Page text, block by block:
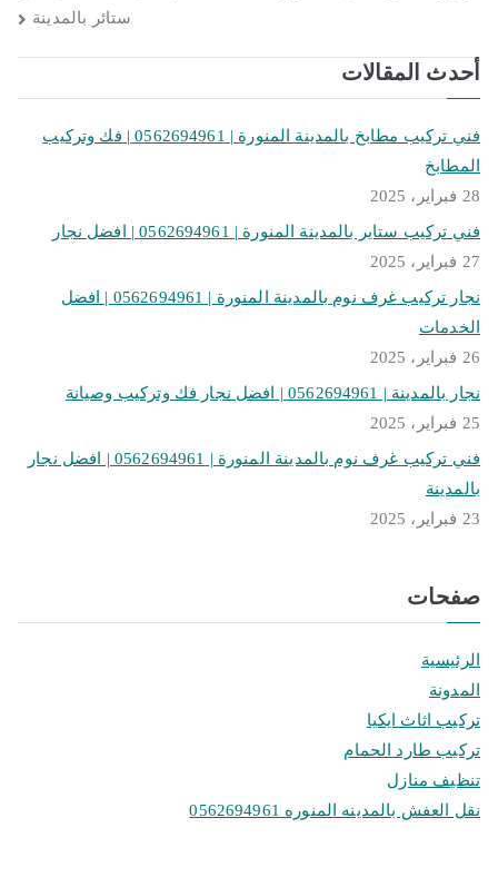
ستائر بالمدينة
أحدث المقالات
فني تركيب مطابخ بالمدينة المنورة | 0562694961 | فك وتركيب
المطابخ
28 فبراير، 2025
فني تركيب ستاير بالمدينة المنورة | 0562694961 | افضل نجار
27 فبراير، 2025
نجار تركيب غرف نوم بالمدينة المنورة | 0562694961 | افضل
الخدمات
26 فبراير، 2025
نجار بالمدينة | 0562694961 | افضل نجار فك وتركيب وصيانة
25 فبراير، 2025
فني تركيب غرف نوم بالمدينة المنورة | 0562694961 | افضل نجار
بالمدينة
23 فبراير، 2025
صفحات
الرئيسية
المدونة
تركيب اثاث ايكيا
تركيب طارد الحمام
تنظيف منازل
نقل العفش بالمدينه المنوره 0562694961